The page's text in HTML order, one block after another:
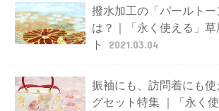
撥水加工の「パールトー
は？｜「永く使える」草
ト
2021.03.04
振袖にも、訪問着にも使
グセット特集 ｜「永く